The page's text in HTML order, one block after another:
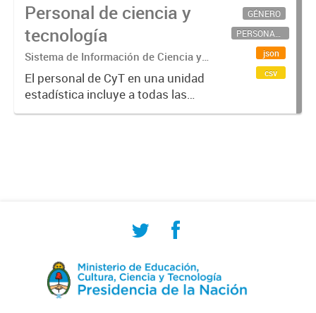
Personal de ciencia y
tecnología
Sistema de Información de Ciencia y
Tecnología Argentino (SICYTAR)
El personal de CyT en una unidad
estadística incluye a todas las
personas involucradas
GÉNERO
PERSONAL CIENTÍFICO-TECNOLÓGICO
json
csv